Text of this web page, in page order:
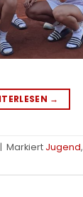
→
Markiert Jugend,